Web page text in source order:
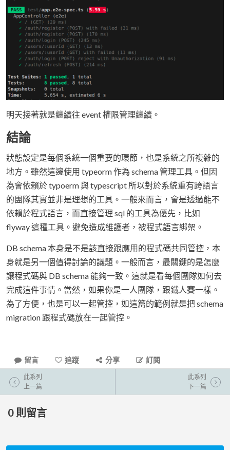
明天接著就是繼續往 event 權限管理繼續。
結論
狀態設定是每個系統一個重要的環節，也是系統之所複雜的
地方。雖然這邊使用 typeorm 作為 schema 管理工具。但因
為會依賴於 typoerm 與 typescript 所以對於系統重有跨語言
的團隊其實並非是理想的工具。一般來而言，會是透過能不
依賴於程式語言，而直接管理 sql 的工具為優先，比如
flyway 這種工具。避免造成維護者，被程式語言綁架。
DB schema 本身是不是該直接跟應用的程式碼共同管控，本
身就是另一個值得討論的議題。一般而言，最關鍵的是怎麼
讓程式碼與 DB schema 能夠一致。這就是看每個團隊如何去
完成這件事情。當然，如果你是一人團隊，跟鐵人賽一樣。
為了方便，也是可以一起管控，如這篇的範例就是把 schema
migration 跟程式碼放在一起管控。
留言 追蹤 分享 訂閱
此系列
上一篇
此系列
下一篇
0 則留言